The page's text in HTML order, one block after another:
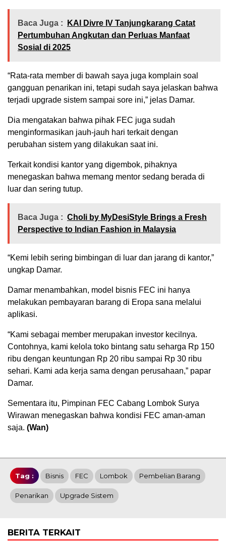
Baca Juga :
KAI Divre IV Tanjungkarang Catat
Pertumbuhan Angkutan dan Perluas Manfaat
Sosial di 2025
“Rata-rata member di bawah saya juga komplain soal
gangguan penarikan ini, tetapi sudah saya jelaskan bahwa
terjadi upgrade sistem sampai sore ini,” jelas Damar.
Dia mengatakan bahwa pihak FEC juga sudah
menginformasikan jauh-jauh hari terkait dengan
perubahan sistem yang dilakukan saat ini.
Terkait kondisi kantor yang digembok, pihaknya
menegaskan bahwa memang mentor sedang berada di
luar dan sering tutup.
Baca Juga : Choli by MyDesiStyle Brings a Fresh
Perspective to Indian Fashion in Malaysia
“Kemi lebih sering bimbingan di luar dan jarang di kantor,”
ungkap Damar.
Damar menambahkan, model bisnis FEC ini hanya
melakukan pembayaran barang di Eropa sana melalui
aplikasi.
“Kami sebagai member merupakan investor kecilnya.
Contohnya, kami kelola toko bintang satu seharga Rp 150
ribu dengan keuntungan Rp 20 ribu sampai Rp 30 ribu
sehari. Kami ada kerja sama dengan perusahaan,” papar
Damar.
Sementara itu, Pimpinan FEC Cabang Lombok Surya
Wirawan menegaskan bahwa kondisi FEC aman-aman
saja. (Wan)
Tag : Bisnis FEC Lombok Pembelian Barang
Penarikan Upgrade Sistem
BERITA TERKAIT